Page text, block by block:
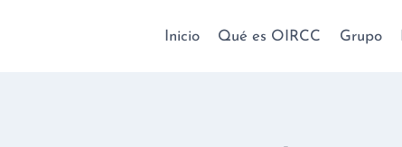
Inicio Qué es OIRCC Grupo